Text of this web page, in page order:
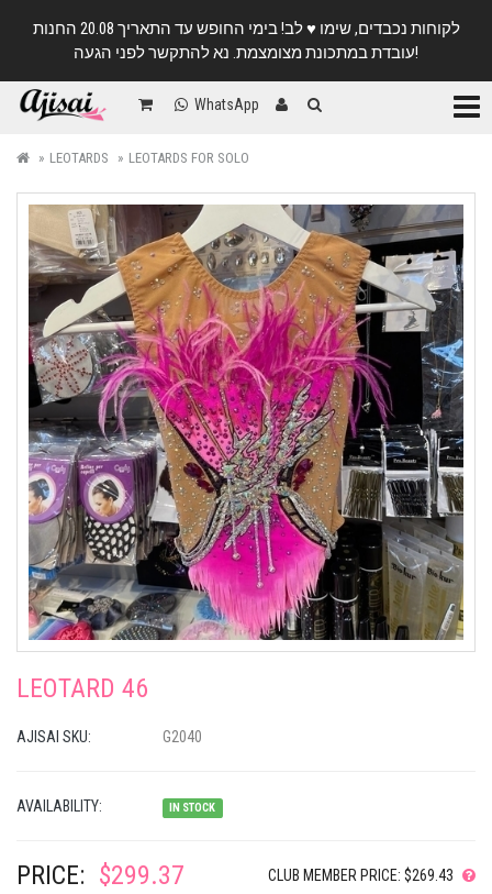
לקוחות נכבדים, שימו ♥️ לב! בימי החופש עד התאריך 20.08 החנות
עובדת במתכונת מצומצמת. נא להתקשר לפני הגעה!
WhatsApp
LEOTARDS LEOTARDS FOR SOLO
LEOTARD 46
AJISAI SKU: G2040
AVAILABILITY: IN STOCK
PRICE: $299.37 CLUB MEMBER PRICE: $269.43